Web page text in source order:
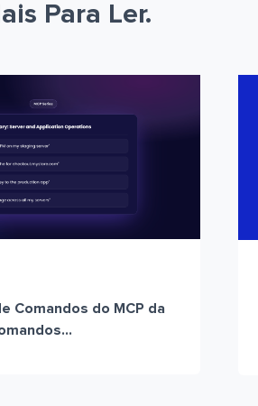
Para Ler.
Comandos do MCP da